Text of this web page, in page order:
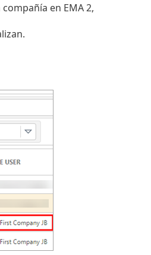
en EMA 2,